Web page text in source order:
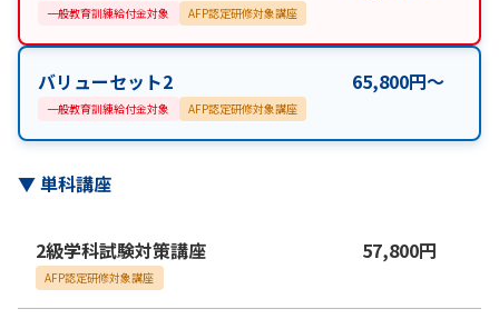
一般教育訓練給付金対象 AFP認定研修対象講座
バリューセット2 65,800円〜
一般教育訓練給付金対象 AFP認定研修対象講座
▼単科講座
2級学科試験対策講座 57,800円
AFP認定研修対象講座